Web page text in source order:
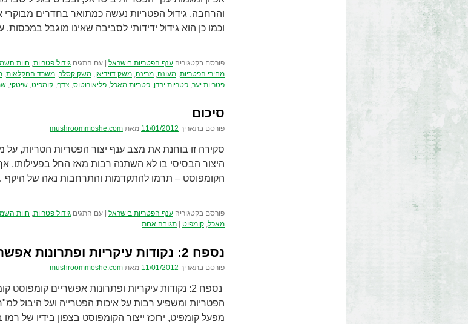
והרחבה. גידול הפטריות נעשה כמתואר בחדרים מבוקרי
וכמו כן הוא גידול ידידותי לסביבה שאינו מוגבל
פורסם בקטגוריה ענף הפטריות בישראל עם התגים גידול פטריות, חוות
מחירי הפטריות, מעונה, מרינה, משק דוידיאן, משק קסלר, משרד החקלאות,
פטריות יער, פטריות ירדן, פטריות מאכל, פליאורוטוס, צדף, קומפיט, שיטקי,
סיכום
פורסם בתאריך 11/01/2012 מאת mushroommoshe.com
סקירה זו בוחנת את מצב ענף יצור הפטריות הטריות, על
היצור הבסיסי בו לא השתנה רבות מאז החל בפעילותו,
הקומפוסט – תרמו להתקדמות והתרחבות נאה של היקף
פורסם בקטגוריה ענף הפטריות בישראל עם התגים גידול פטריות, חוות
מאכל, קומפיט תגובה אחת
נספח 2: נקודות עיקריות ופתרונות אפשריים
פורסם בתאריך 11/01/2012 מאת mushroommoshe.com
נספח 2: נקודות עיקריות ופתרונות אפשריים
הפטריות ומשפיע רבות על איכות הפטרייה ועל היבול
מפעל קומפיט, ירוכז ייצור הקומפוסט בצפון בידיו של